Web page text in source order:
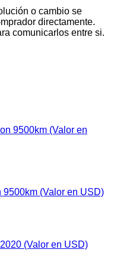
o cambio se
directamente.
comunicarlos entre si.
9500km (Valor en USD)